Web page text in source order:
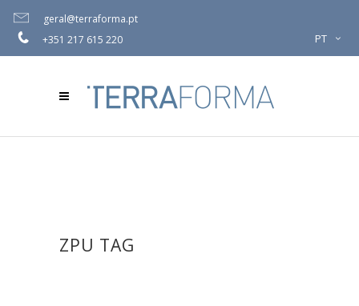
geral@terraforma.pt
+351 217 615 220
PT
ZPU TAG